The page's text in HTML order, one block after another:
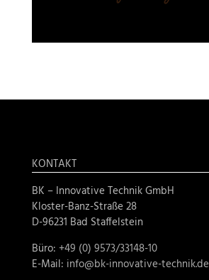
KONTAKT
BK – Innovative Technik GmbH
Kloster-Banz-Straße 28
D-96231 Bad Staffelstein
Büro: +49 (0) 9573/33148-10
E-Mail: info@bk-innovative-technik.de